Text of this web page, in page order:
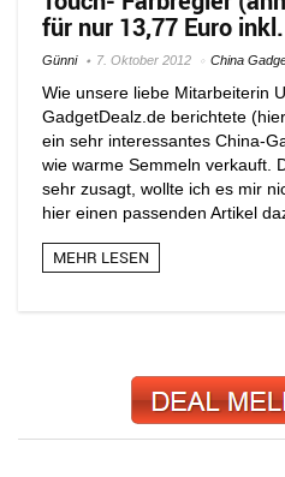
für nur 13,77 Euro
Günni 7. Oktober 2012 China
Wie unsere liebe Mitarbeiterin
GadgetDealz.de berichtete
ein sehr interessantes China-
wie warme Semmeln verkauft.
sehr zusagt, wollte ich es mir
hier einen passenden Artikel
MEHR LESEN